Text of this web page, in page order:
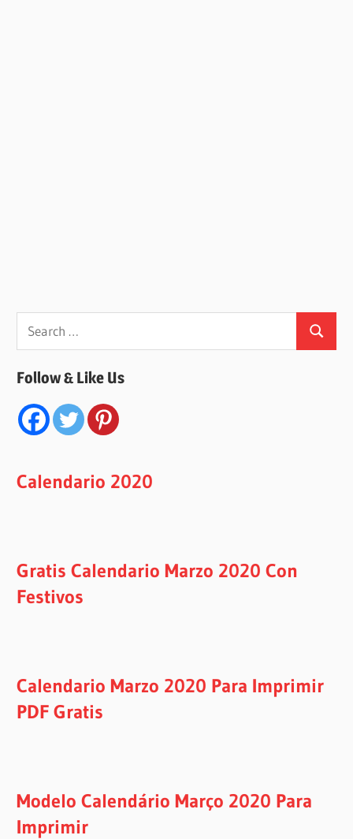
Search
for:
Search
Follow & Like Us
Calendario 2020
Gratis Calendario Marzo 2020 Con
Festivos
Calendario Marzo 2020 Para Imprimir
PDF Gratis
Modelo Calendário Março 2020 Para
Imprimir